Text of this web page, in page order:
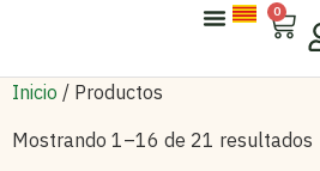
0
Inicio / Productos
Mostrando 1–16 de 21 resultados